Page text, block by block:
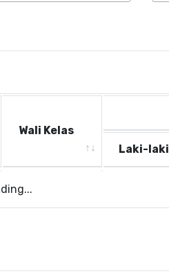
Wali Kelas
Laki-laki